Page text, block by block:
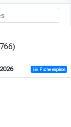
2026 Fiche espèce